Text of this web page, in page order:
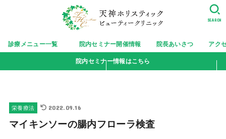
診療メニュー一覧 院内セミナー開催情報 院長あいさつ アク
SEARCH
院内セミナー情報はこちら
栄養療法 2022.09.16
マイキンソーの腸内フローラ検査